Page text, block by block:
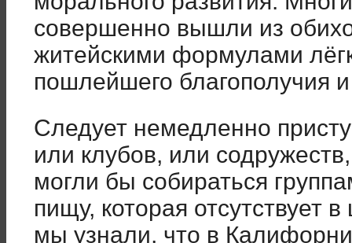
совершенно вышли из
житейскими формулами
пошлейшего благополучия
Следует немедленно
или клубов, или
могли бы собираться
пищу, которая отсутствует
мы узнали, что в